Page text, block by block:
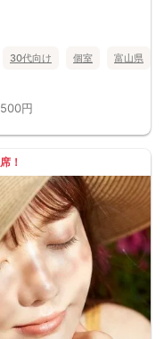
30代向け 個室 富山県
円
！